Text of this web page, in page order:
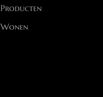
Producten
Wonen